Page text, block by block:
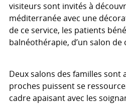
visiteurs sont invités à
méditerranée avec une
de ce service, les patients
balnéothérapie, d’un salon
Deux salons des familles sont
proches puissent se
cadre apaisant avec les